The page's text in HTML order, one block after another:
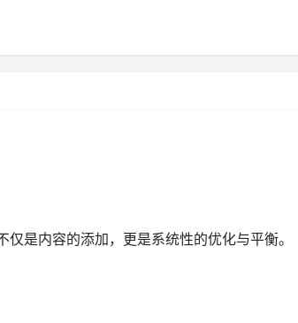
是内容的添加，更是系统性的优化与平衡。